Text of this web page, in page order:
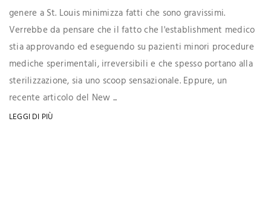
genere a St. Louis minimizza fatti che sono gravissimi.
Verrebbe da pensare che il fatto che l'establishment medico
stia approvando ed eseguendo su pazienti minori procedure
mediche sperimentali, irreversibili e che spesso portano alla
sterilizzazione, sia uno scoop sensazionale. Eppure, un
recente articolo del New ...
LEGGI DI PIÙ